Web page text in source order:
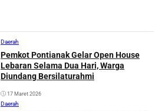
Daerah
Pemkot Pontianak Gelar Open House
Lebaran Selama Dua Hari, Warga
Diundang Bersilaturahmi
17 Maret 2026
Daerah